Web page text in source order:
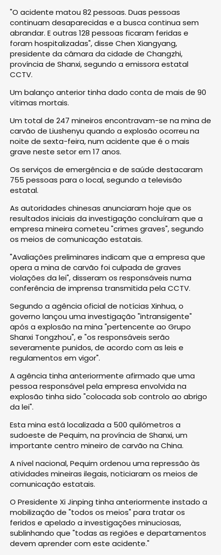
"O acidente matou 82 pessoas. Duas pessoas
continuam desaparecidas e a busca continua sem
abrandar. E outras 128 pessoas ficaram feridas e
foram hospitalizadas", disse Chen Xiangyang,
presidente da câmara da cidade de Changzhi,
província de Shanxi, segundo a emissora estatal
CCTV.
Um balanço anterior tinha dado conta de mais de 90
vítimas mortais.
Um total de 247 mineiros encontravam-se na mina de
carvão de Liushenyu quando a explosão ocorreu na
noite de sexta-feira, num acidente que é o mais
grave neste setor em 17 anos.
Os serviços de emergência e de saúde destacaram
755 pessoas para o local, segundo a televisão
estatal.
As autoridades chinesas anunciaram hoje que os
resultados iniciais da investigação concluíram que a
empresa mineira cometeu "crimes graves", segundo
os meios de comunicação estatais.
"Avaliações preliminares indicam que a empresa que
opera a mina de carvão foi culpada de graves
violações da lei", disseram os responsáveis numa
conferência de imprensa transmitida pela CCTV.
Segundo a agência oficial de notícias Xinhua, o
governo lançou uma investigação "intransigente"
após a explosão na mina "pertencente ao Grupo
Shanxi Tongzhou", e "os responsáveis serão
severamente punidos, de acordo com as leis e
regulamentos em vigor".
A agência tinha anteriormente afirmado que uma
pessoa responsável pela empresa envolvida na
explosão tinha sido "colocada sob controlo ao abrigo
da lei".
Esta mina está localizada a 500 quilómetros a
sudoeste de Pequim, na província de Shanxi, um
importante centro mineiro de carvão na China.
A nível nacional, Pequim ordenou uma repressão às
atividades mineiras ilegais, noticiaram os meios de
comunicação estatais.
O Presidente Xi Jinping tinha anteriormente instado a
mobilização de "todos os meios" para tratar os
feridos e apelado a investigações minuciosas,
sublinhando que "todas as regiões e departamentos
devem aprender com este acidente."